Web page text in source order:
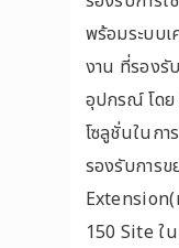
พร้อมระบบเ
งาน ที่รองรั
อุปกรณ์ โดย
โซลูชั่นในกา
รองรับการข
Extension(
150 Site ใ